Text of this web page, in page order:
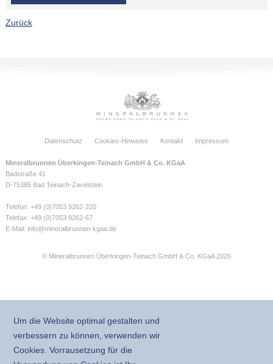
Zurück
Datenschutz Cookies-Hinweise Kontakt Impressum
Mineralbrunnen Überkingen-Teinach GmbH & Co. KGaA
Badstraße 41
D-75385 Bad Teinach-Zavelstein
Telefon: +49 (0)7053 9262-220
Telefax: +49 (0)7053 9262-67
E-Mail: info@mineralbrunnen-kgaa.de
© Mineralbrunnen Überkingen-Teinach GmbH & Co. KGaA 2026
Um die Website optimal gestalten und
verbessern zu können, verwenden wir
Cookies. Vorrausetzung für die